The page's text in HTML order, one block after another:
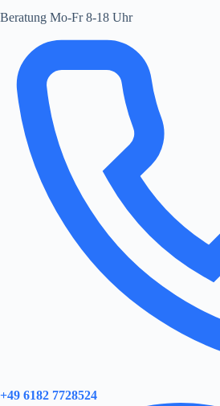
Beratung Mo-Fr 8-18 Uhr
+49 6182 7728524